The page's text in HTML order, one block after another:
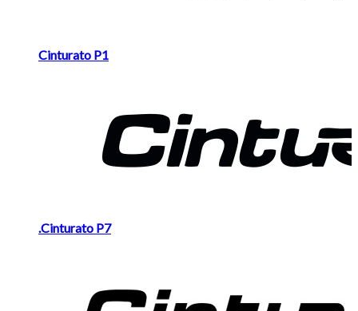
Cinturato P1
.Cinturato P7